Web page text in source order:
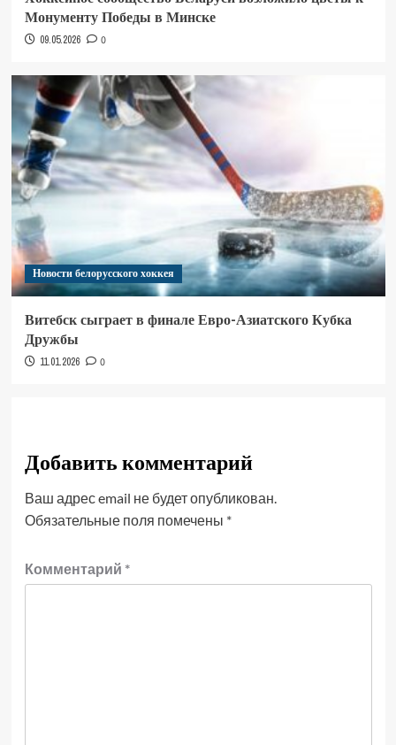
Монументу Победы в Минске
09.05.2026 0
Новости белорусского хоккея
Витебск сыграет в финале Евро-Азиатского Кубка
Дружбы
11.01.2026 0
Добавить комментарий
Ваш адрес email не будет опубликован.
Обязательные поля помечены *
Комментарий *